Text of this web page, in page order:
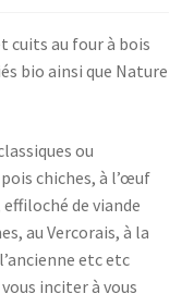
cuits au four à bois
bio ainsi que Nature
ou
chiches, à l’œuf
de viande
au Vercorais, à la
etc etc
inciter à vous